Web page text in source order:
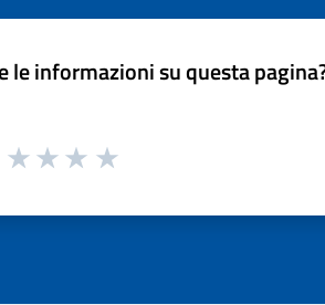
le informazioni su questa